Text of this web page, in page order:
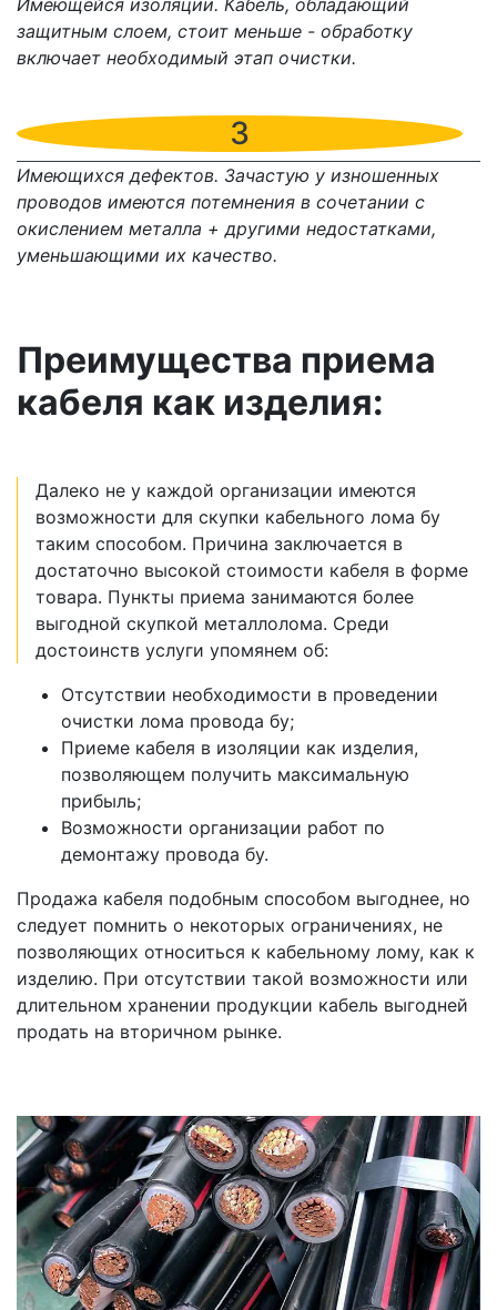
защитным слоем, стоит меньше - обработку
включает необходимый этап очистки.
3
Имеющихся дефектов. Зачастую у изношенных
проводов имеются потемнения в сочетании с
окислением металла + другими недостатками,
уменьшающими их качество.
Преимущества приема
кабеля как изделия:
Далеко не у каждой организации имеются
возможности для скупки кабельного лома бу
таким способом. Причина заключается в
достаточно высокой стоимости кабеля в форме
товара. Пункты приема занимаются более
выгодной скупкой металлолома. Среди
достоинств услуги упомянем об:
Отсутствии необходимости в проведении
очистки лома провода бу;
Приеме кабеля в изоляции как изделия,
позволяющем получить максимальную
прибыль;
Возможности организации работ по
демонтажу провода бу.
Продажа кабеля подобным способом выгоднее, но
следует помнить о некоторых ограничениях, не
позволяющих относиться к кабельному лому, как к
изделию. При отсутствии такой возможности или
длительном хранении продукции кабель выгодней
продать на вторичном рынке.